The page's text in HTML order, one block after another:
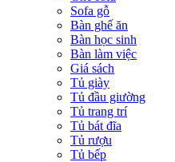
Sofa gỗ
Bàn ghế ăn
Bàn học sinh
Bàn làm việc
Giá sách
Tủ giày
Tủ đầu giường
Tủ trang trí
Tủ bát đĩa
Tủ rượu
Tủ bếp